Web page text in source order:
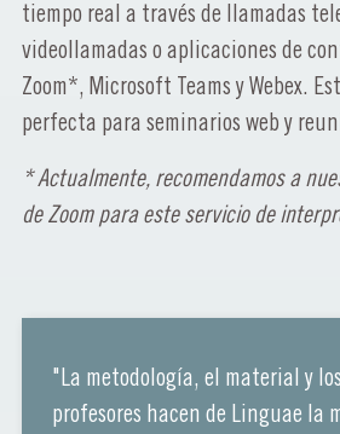
tiempo real a través de llamadas
videollamadas o aplicaciones de
Zoom*, Microsoft Teams y Webex.
perfecta para seminarios web y
* Actualmente, recomendamos a
de Zoom para este servicio de
"La metodología, el material y
profesores hacen de Linguae la